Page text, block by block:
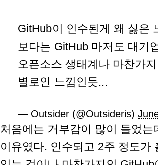
GitHub이 인수된게 왜 싫은
보다는 GitHub 마저도 대기
오픈소스 생태계나 마찬가
별로인 느낌인듯...
— Outsider (@Outsideris)
처음에는 거부감이 많이 들었
이유였다. 인수되고 2주 정도가